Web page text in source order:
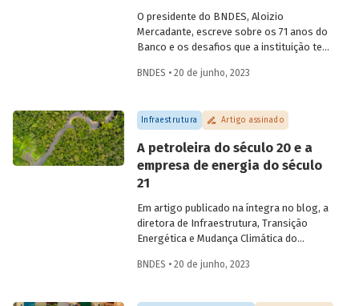
O presidente do BNDES, Aloizio
Mercadante, escreve sobre os 71 anos do
Banco e os desafios que a instituição tem
veiculado no jornal O Globo e publicado
BNDES • 20 de junho, 2023
Infraestrutura Artigo assinado
A petroleira do século 20 e a
empresa de energia do século
21
Em artigo publicado na íntegra no blog, a
diretora de Infraestrutura, Transição
Energética e Mudança Climática do
sentido o Brasil em 2023 pesquisar a
da chamada "margem equatorial",
BNDES • 20 de junho, 2023